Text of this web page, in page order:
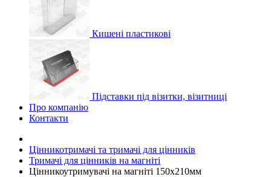
Кишені пластикові
Підставки під візитки, візитниці
Про компанію
Контакти
Цінникотримачі та тримачі для цінників
Тримачі для цінників на магніті
Цінникоутримувачі на магніті 150x210мм